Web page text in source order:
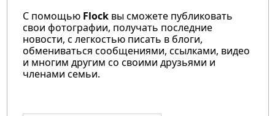
C помощью Flock вы сможете публиковать
свои фотографии, получать последние
новости, с легкостью писать в блоги,
обмениваться сообщениями, ссылками, видео
и многим другим со своими друзьями и
членами семьи.